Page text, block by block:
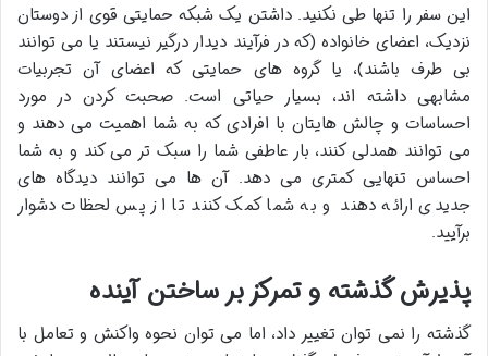
این سفر را تنها طی نکنید. داشتن یک شبکه حمایتی قوی از دوستان
نزدیک، اعضای خانواده (که در فرآیند دیدار درگیر نیستند یا می توانند
بی طرف باشند)، یا گروه های حمایتی که اعضای آن تجربیات
مشابهی داشته اند، بسیار حیاتی است. صحبت کردن در مورد
احساسات و چالش هایتان با افرادی که به شما اهمیت می دهند و
می توانند همدلی کنند، بار عاطفی شما را سبک تر می کند و به شما
احساس تنهایی کمتری می دهد. آن ها می توانند دیدگاه های
جدیدی ارائه دهند و به شما کمک کنند تا از پس لحظات دشوار
برآیید.
پذیرش گذشته و تمرکز بر ساختن آینده
گذشته را نمی توان تغییر داد، اما می توان نحوه واکنش و تعامل با